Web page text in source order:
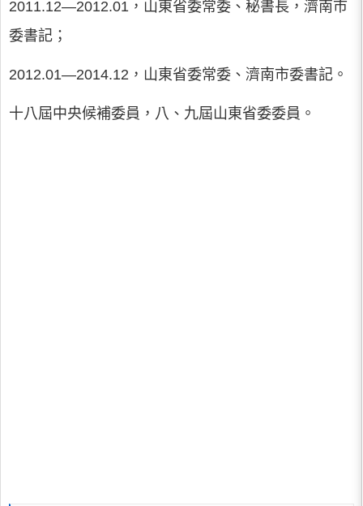
2011.12―2012.01，山東省委常委、秘書長，濟南市
委書記；
2012.01―2014.12，山東省委常委、濟南市委書記。
十八屆中央候補委員，八、九屆山東省委委員。